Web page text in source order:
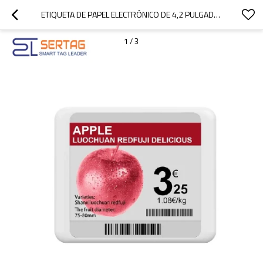
ETIQUETA DE PAPEL ELECTRÓNICO DE 4,2 PULGADAS, BLUETOOTH SIN ESTACIÓN BASE, TINTA ELECTRÓNICA ESL
1 /3